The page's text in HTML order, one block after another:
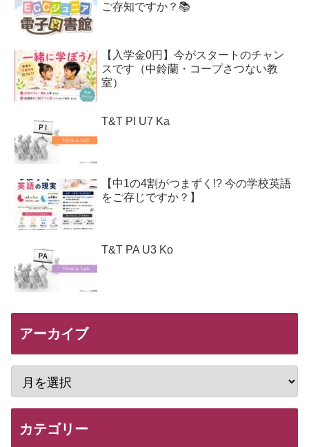
ご存知ですか？📚
【入学金0円】今がスタートのチャン
スです（中鈴蘭・コープさつない教
室）
T&T PI U7 Ka
【中1の4割がつまずく!? 今の学校英語
をご存じですか？】
T&T PA U3 Ko
アーカイブ
カテゴリー